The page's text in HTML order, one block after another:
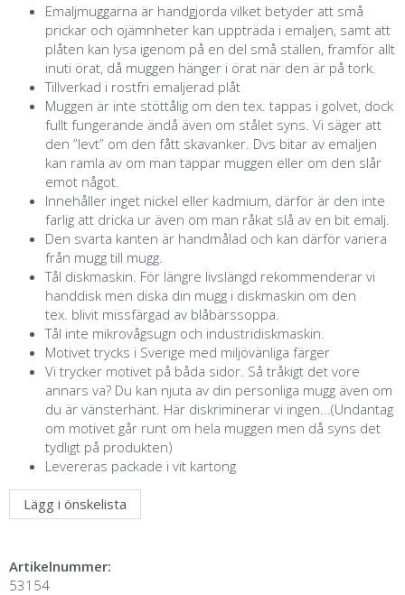
Emaljmuggarna är handgjorda vilket betyder att små
prickar och ojämnheter kan uppträda i emaljen, samt att
plåten kan lysa igenom på en del små ställen, framför allt
inuti örat, då muggen hänger i örat när den är på tork.
Tillverkad i rostfri emaljerad plåt
Muggen är inte stöttålig om den tex. tappas i golvet, dock
fullt fungerande ändå även om stålet syns. Vi säger att
den ”levt” om den fått skavanker. Dvs bitar av emaljen
kan ramla av om man tappar muggen eller om den slår
emot något.
Innehåller inget nickel eller kadmium, därför är den inte
farlig att dricka ur även om man råkat slå av en bit emalj.
Den svarta kanten är handmålad och kan därför variera
från mugg till mugg.
Tål diskmaskin. För längre livslängd rekommenderar vi
handdisk men diska din mugg i diskmaskin om den
tex. blivit missfärgad av blåbärssoppa.
Tål inte mikrovågsugn och industridiskmaskin.
Motivet trycks i Sverige med miljövänliga färger
Vi trycker motivet på båda sidor. Så tråkigt det vore
annars va? Du kan njuta av din personliga mugg även om
du är vänsterhänt. Här diskriminerar vi ingen...(Undantag
om motivet går runt om hela muggen men då syns det
tydligt på produkten)
Levereras packade i vit kartong
Lägg i önskelista
Artikelnummer:
53154